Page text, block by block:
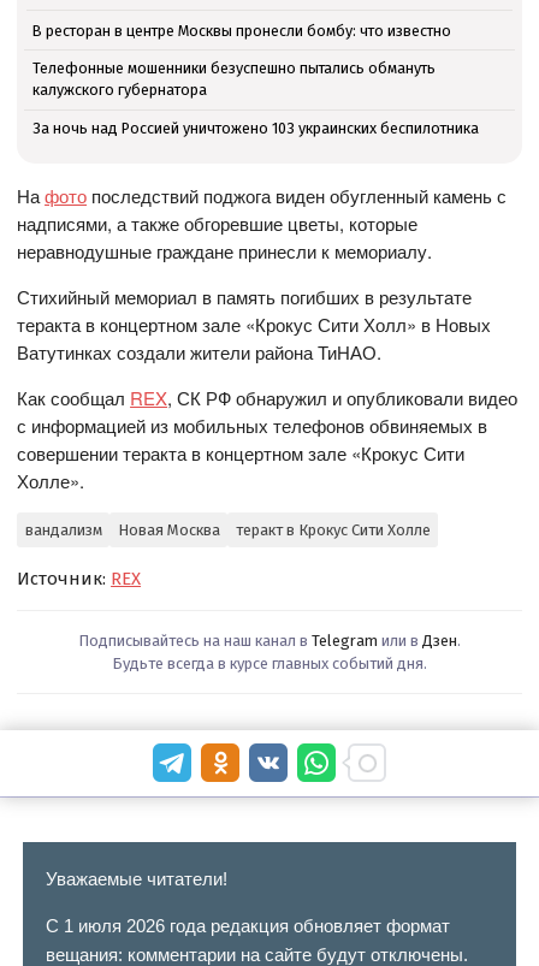
В ресторан в центре Москвы пронесли бомбу: что известно
Телефонные мошенники безуспешно пытались обмануть
калужского губернатора
За ночь над Россией уничтожено 103 украинских беспилотника
Нафото последствий поджога виден обугленный камень с
надписями, а также обгоревшие цветы, которые
неравнодушные граждане принесли к мемориалу.
Стихийный мемориал в память погибших в результате
теракта в концертном зале «Крокус Сити Холл» в Новых
Ватутинках создали жители района ТиНАО.
Как сообщал REX, СК РФ обнаружил и опубликовали видео
с информацией из мобильных телефонов обвиняемых в
совершении теракта в концертном зале «Крокус Сити
Холле».
вандализм Новая Москва теракт в Крокус Сити Холле
Источник: REX
Подписывайтесь на наш канал в Telegram или в Дзен.
Будьте всегда в курсе главных событий дня.
Уважаемые читатели!
С 1 июля 2026 года редакция обновляет формат
вещания: комментарии на сайте будут отключены.